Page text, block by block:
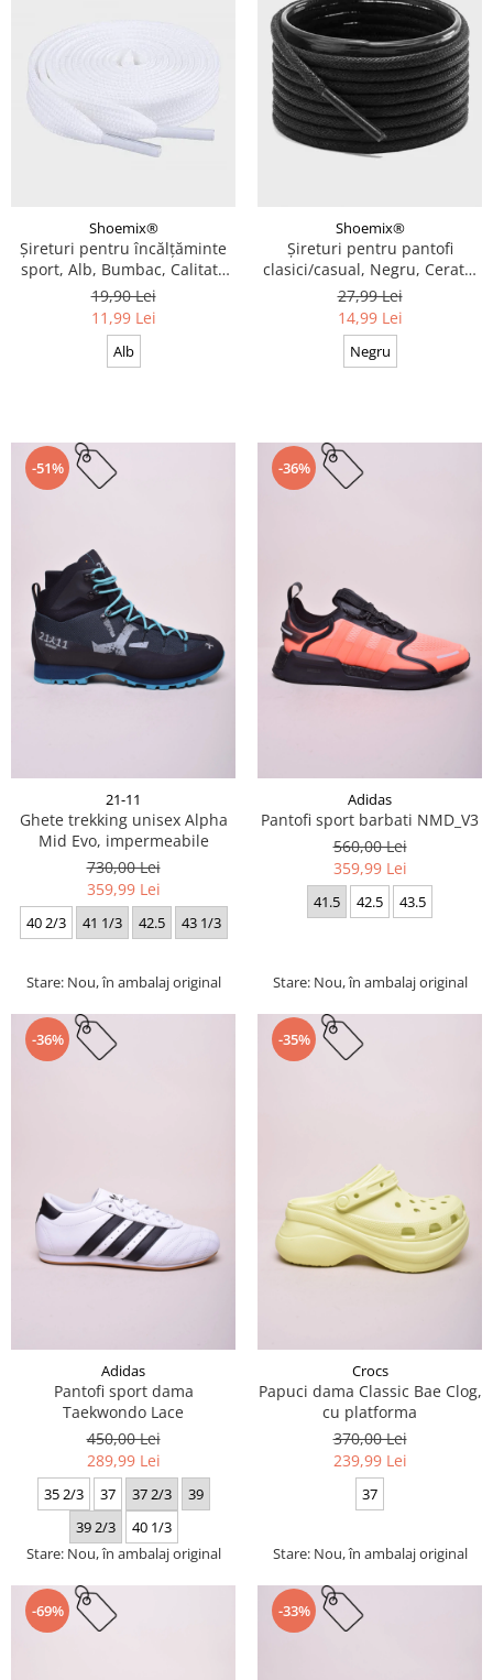
Shoemix®
Șireturi pentru încălțăminte
sport, Alb, Bumbac, Calitate
premium, 100 cm x 0.8 cm
19,90 Lei
11,99 Lei
Alb
Shoemix®
Șireturi pentru pantofi
clasici/casual, Negru, Cerate,
Calitate premium, 110 cm x
0.3 cm
27,99 Lei
14,99 Lei
Negru
-51%
21-11
Ghete trekking unisex Alpha
Mid Evo, impermeabile
730,00 Lei
359,99 Lei
40 2/3 41 1/3 42.5 43 1/3
Stare: Nou, în ambalaj original
-36%
Adidas
Pantofi sport barbati NMD_V3
560,00 Lei
359,99 Lei
41.5 42.5 43.5
Stare: Nou, în ambalaj original
-36%
Adidas
Pantofi sport dama
Taekwondo Lace
450,00 Lei
289,99 Lei
35 2/3 37 37 2/3
39
39 2/3
40 1/3
Stare: Nou, în ambalaj original
-35%
Crocs
Papuci dama Classic Bae Clog,
cu platforma
370,00 Lei
239,99 Lei
37
Stare: Nou, în ambalaj original
-69% -33%